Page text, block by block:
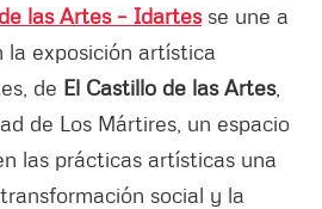
las Artes – Idartes se une a
la exposición artística
de El Castillo de las Artes,
de Los Mártires, un espacio
las prácticas artísticas una
social y la